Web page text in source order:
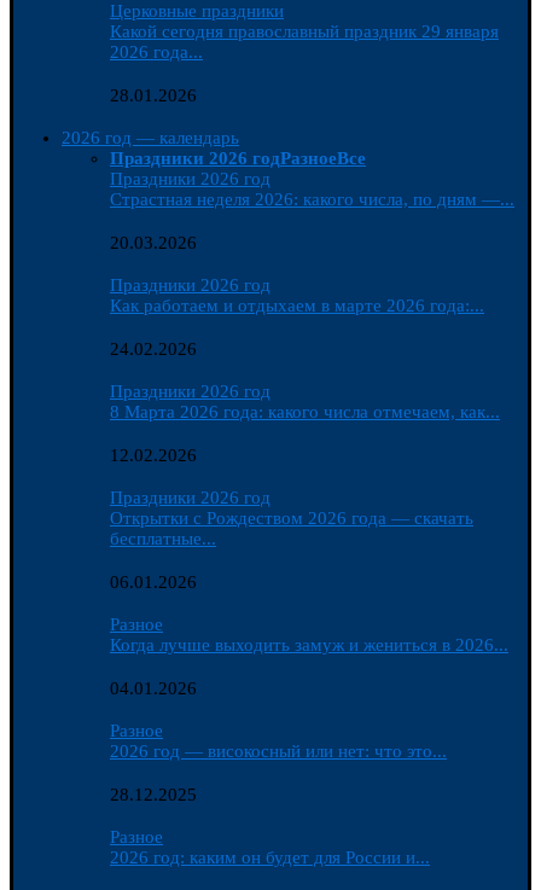
Церковные праздники
Какой сегодня православный праздник 29 января
2026 года...
28.01.2026
2026 год — календарь
Праздники 2026 годРазноеВсе
Праздники 2026 год
Страстная неделя 2026: какого числа, по дням —...
20.03.2026
Праздники 2026 год
Как работаем и отдыхаем в марте 2026 года:...
24.02.2026
Праздники 2026 год
8 Марта 2026 года: какого числа отмечаем, как...
12.02.2026
Праздники 2026 год
Открытки с Рождеством 2026 года — скачать
бесплатные...
06.01.2026
Разное
Когда лучше выходить замуж и жениться в 2026...
04.01.2026
Разное
2026 год — високосный или нет: что это...
28.12.2025
Разное
2026 год: каким он будет для России и...